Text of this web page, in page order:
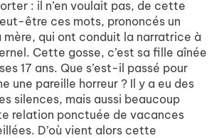
: il n’en voulait pas, de cette
être ces mots, prononcés un
mère, qui ont conduit la narratrice à
Cette gosse, c’est sa fille aînée
17 ans. Que s’est-il passé pour
une pareille horreur ? Il y a eu des
silences, mais aussi beaucoup
relation ponctuée de vacances
D’où vient alors cette